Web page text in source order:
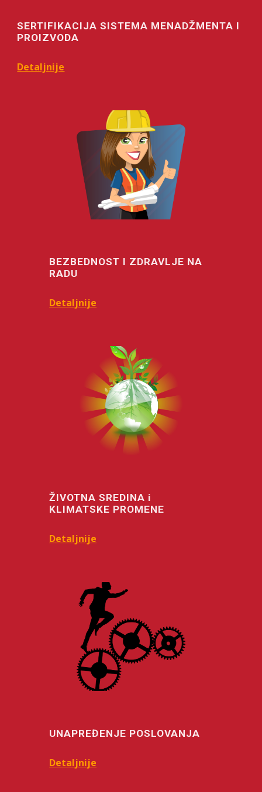
SERTIFIKACIJA SISTEMA MENADŽMENTA I
PROIZVODA
Detaljnije
BEZBEDNOST I ZDRAVLJE NA
RADU
Detaljnije
ŽIVOTNA SREDINA i
KLIMATSKE PROMENE
Detaljnije
UNAPREĐENJE POSLOVANJA
Detaljnije